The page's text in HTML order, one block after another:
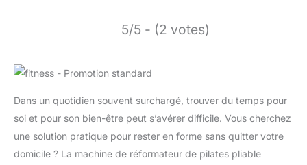
5/5 - (2 votes)
Dans un quotidien souvent surchargé, trouver du temps pour
soi et pour son bien-être peut s’avérer difficile. Vous cherchez
une solution pratique pour rester en forme sans quitter votre
domicile ? La machine de réformateur de pilates pliable